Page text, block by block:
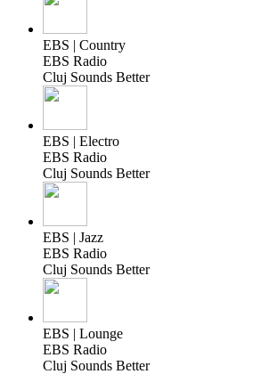
EBS | Country
EBS Radio
Cluj Sounds Better
EBS | Electro
EBS Radio
Cluj Sounds Better
EBS | Jazz
EBS Radio
Cluj Sounds Better
EBS | Lounge
EBS Radio
Cluj Sounds Better